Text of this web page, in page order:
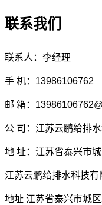
联系我们
联系人：李经理
手 机：13986106762
邮 箱：
公 司：江苏云鹏给排
地 址：江苏省泰兴市
江苏云鹏给排水科技有
地址 江苏省泰兴市城